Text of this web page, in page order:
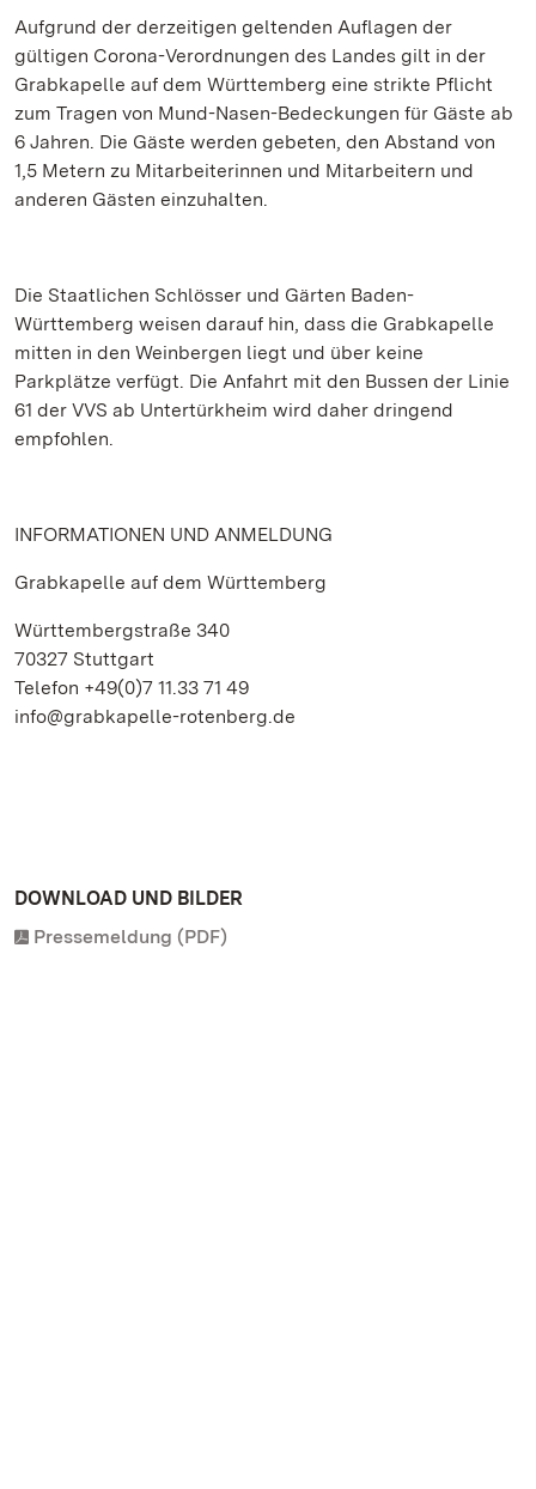
Aufgrund der derzeitigen geltenden Auflagen der
gültigen Corona-Verordnungen des Landes gilt in der
Grabkapelle auf dem Württemberg eine strikte Pflicht
zum Tragen von Mund-Nasen-Bedeckungen für Gäste ab
6 Jahren. Die Gäste werden gebeten, den Abstand von
1,5 Metern zu Mitarbeiterinnen und Mitarbeitern und
anderen Gästen einzuhalten.
Die Staatlichen Schlösser und Gärten Baden-
Württemberg weisen darauf hin, dass die Grabkapelle
mitten in den Weinbergen liegt und über keine
Parkplätze verfügt. Die Anfahrt mit den Bussen der Linie
61 der VVS ab Untertürkheim wird daher dringend
empfohlen.
INFORMATIONEN UND ANMELDUNG
Grabkapelle auf dem Württemberg
Württembergstraße 340
70327 Stuttgart
Telefon +49(0)7 11.33 71 49
info@grabkapelle-rotenberg.de
DOWNLOAD UND BILDER
Pressemeldung (PDF)